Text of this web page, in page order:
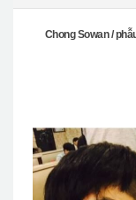
Chong Sowan /